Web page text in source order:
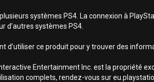
systèmes PS4. La connexion à
d’autres systèmes PS4.
d’utiliser ce produit pour y trouver des
Entertainment Inc. est la propriété
complets, rendez-vous sur